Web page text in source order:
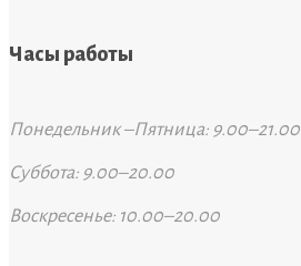
Часы работы
Понедельник –Пятница: 9.00–21.00
Суббота: 9.00–20.00
Воскресенье: 10.00–20.00